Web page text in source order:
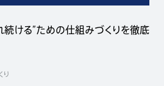
続ける”ための仕組みづくりを徹底
り